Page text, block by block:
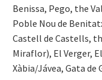
Benissa, Pego, the
Poble Nou de
Castell de Castells,
Miraflor), El Verger,
Xàbia/Jávea, Gata de